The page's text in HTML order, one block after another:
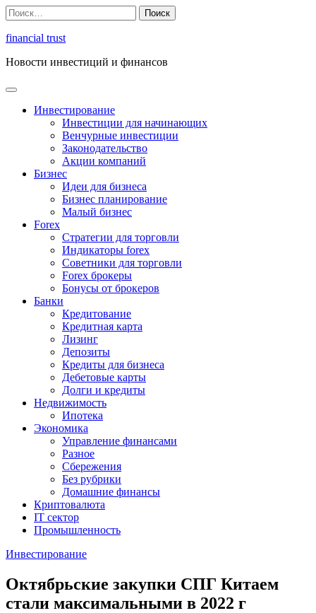
Перейти
к
содержимому
Найти:
financial trust
Новости инвестиций и финансов
Инвестирование
Инвестиции для начинающих
Венчурные инвестиции
Законодательство
Акции компаний
Бизнес
Идеи для бизнеса
Бизнес планирование
Малый бизнес
Forex
Стратегии для торговли
Индикаторы forex
Советники для торговли
Forex брокеры
Бонусы от брокеров
Банки
Кредитование
Кредитная карта
Лизинг
Депозиты
Кредиты для бизнеса
Дебетовые карты
Долги и кредиты
Недвижимость
Ипотека
Экономика
Управление финансами
Разное
Сбережения
Без рубрики
Домашние финансы
Криптовалюта
IT сектор
Промышленность
Инвестирование
Октябрьские закупки СПГ Китаем
стали максимальными в 2022 г